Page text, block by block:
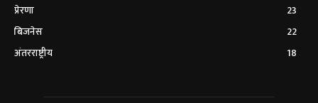
प्रेरणा
23
बिजनेस
22
अंतरराष्ट्रीय
18